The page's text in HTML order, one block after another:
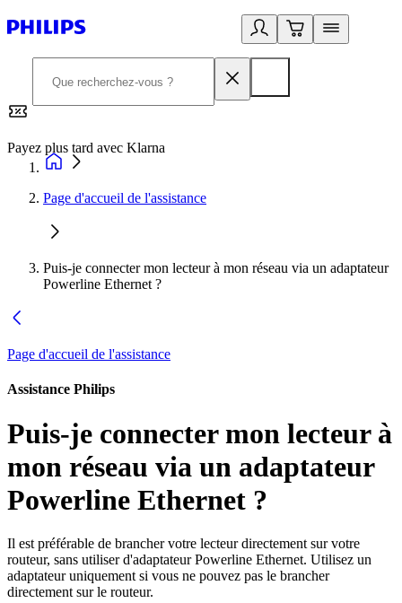
Payez plus tard avec Klarna
Page d'accueil de l'assistance
Puis-je connecter mon lecteur à mon réseau via un adaptateur
Powerline Ethernet ?
Page d'accueil de l'assistance
Assistance Philips
Puis-je connecter mon lecteur à
mon réseau via un adaptateur
Powerline Ethernet ?
Il est préférable de brancher votre lecteur directement sur votre
routeur, sans utiliser d'adaptateur Powerline Ethernet. Utilisez un
adaptateur uniquement si vous ne pouvez pas le brancher
directement sur le routeur.